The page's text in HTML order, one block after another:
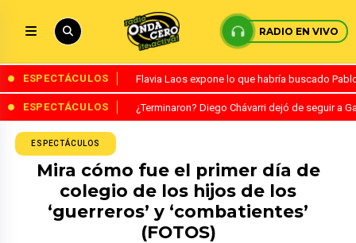
RADIO EN VIVO
ESPECTÁCULOS Flavia Laos expone lo que habría buscado
ESPECTÁCULOS ¿Terminaron? Diego Chávarri dejó de seguir a
ESPECTÁCULOS
Mira cómo fue el primer día de
colegio de los hijos de los
‘guerreros’ y ‘combatientes’
(FOTOS)